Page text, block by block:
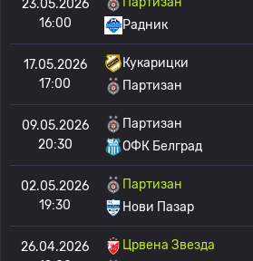
23.05.2026
16:00
Радник
17.05.2026
17:00
Кукарицки
Партизан
09.05.2026
20:30
Партизан
ОФК Белград
02.05.2026
19:30
Партизан
Нови Пазар
26.04.2026
Црвена Звезда